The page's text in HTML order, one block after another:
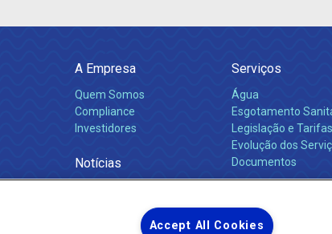
A Empresa
Quem Somos
Compliance
Investidores
Notícias
Serviços
Água
Esgotamento
Legislação e Tarifas
Evolução dos
Documentos
Accept All Cookies